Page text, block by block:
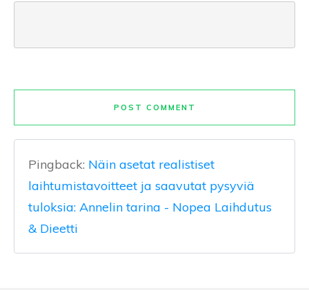
POST COMMENT
Pingback: Näin asetat realistiset
laihtumistavoitteet ja saavutat pysyviä
tuloksia: Annelin tarina - Nopea Laihdutus
& Dieetti